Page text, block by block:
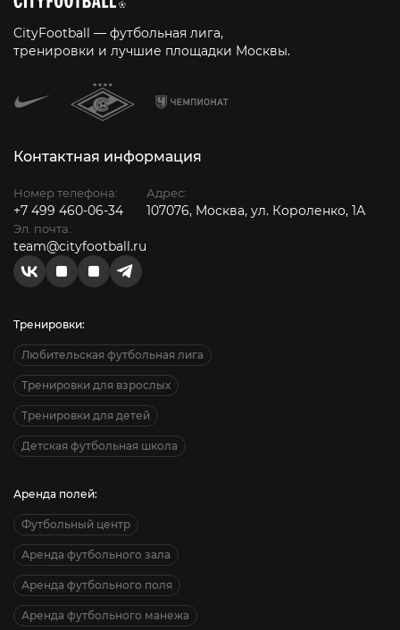
CityFootball — футбольная лига,
тренировки и лучшие площадки Москвы.
Контактная информация
Номер телефона:
+7 499 460-06-34
Эл. почта:
team@cityfootball.ru
Адрес:
107076, Москва, ул. Короленко, 1А
Тренировки:
Любительская футбольная лига
Тренировки для взрослых
Тренировки для детей
Детская футбольная школа
Аренда полей:
Футбольный центр
Аренда футбольного зала
Аренда футбольного поля
Аренда футбольного манежа